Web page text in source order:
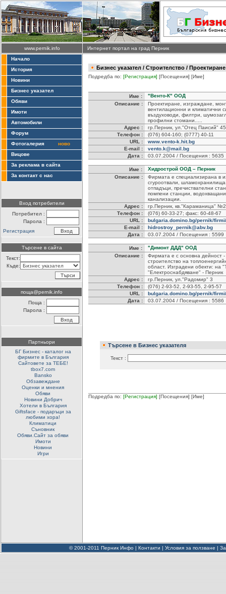
www.pernik.info
Интернет портал на град Перник
Начало
История
Новини
Бизнес указател
Обяви
Имоти
Автомобили
Форум
Фотогалерия
ново
Вицове
За реклама в сайта
За контакт с нас
Вход потребители
Потребител :
Парола :
Регистрация
Търсене в сайта
Текст:
Къде:
поща@pernik.info
Поща :
Парола :
Партньори
БГ Бизнес - каталог на
фирмите в България
Сайтовете за ТЕБЕ!
tbox7.com
Bansko
Обзавеждане
Оценки и мнения
Обяви
Новини Добрич
Хотели в България
Giftsface - подаръци за
любими хора!
Климатици
Съновник
Обяви.Сайт за обяви
Имоти
Новини
Игри
Бизнес указател / Строителство /
Подредба по: [Регистрация] [Посещения] [Име]
Име :
"Венто-К" ООД
Описание :
Проектиране, изграждане,
вентилационни и климатични
въздуховоди, филтри,
профилни стомани.....
Адрес :
гр.Перник, ул."Отец Паисий" 45
Телефон :
(076) 604-160; (0777) 40-11
URL :
www.vento-k.hit.bg
E-mail :
vento.k@mail.bg
Дата :
03.07.2004 / Посещения : 5635
Име :
Хидрострой ООД – Перник
Описание :
Фирмата е специализирана в
сгуроотвали,
отпадъци, пречиствателни
помпени станции,
канализации.
Адрес :
гр.Перник, кв."Караманица"
Телефон :
(076) 60-33-27; факс: 60-48-67
URL :
bulgaria.domino.bg/pernik/
E-mail :
hidrostroy_pernik@abv.bg
Дата :
03.07.2004 / Посещения : 5599
Име :
"Димонт ДДД" ООД
Описание :
Фирмата е с основна дейност
строителство на
област. Изградени обекти: на
"Електроснабдяване" - Перник
Адрес :
гр.Перник, ул."Радомир" 3
Телефон :
(076) 2-93-52, 2-93-55, 2-95-57
URL :
bulgaria.domino.bg/pernik/
Дата :
03.07.2004 / Посещения : 5586
Търсене в Бизнес указателя
Текст :
Подредба по: [Регистрация] [Посещения] [Име]
© 2001-2011 Перник Инфо | Контакти | Условия за ползване |